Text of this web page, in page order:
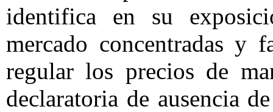
identifica en su
mercado concentradas y
regular los precios de
declaratoria de ausencia